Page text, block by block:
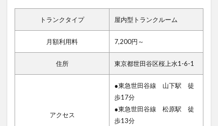
トランクタイプ 屋内型トランクルーム
月額利用料 7,200円～
住所 東京都世田谷区桜上水1-6-1
アクセス
●東急世田谷線 山下駅 徒
歩17分
●東急世田谷線 松原駅 徒
歩13分